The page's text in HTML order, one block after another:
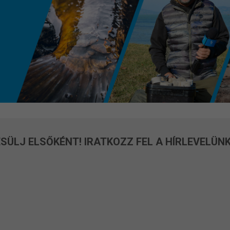
ELSŐKÉNT! IRATKOZZ FEL A